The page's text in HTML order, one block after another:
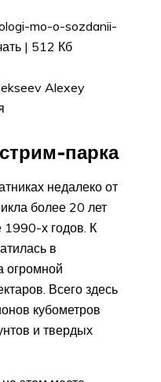
mo-o-sozdanii-
| 512 Кб
Alexey
парка
недалеко от
более 20 лет
1990-х годов. К
в
огромной
Всего здесь
кубометров
и твердых